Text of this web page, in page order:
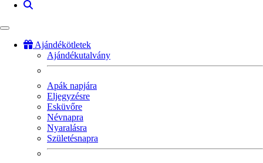
Ajándékötletek
Ajándékutalvány
Apák napjára
Eljegyzésre
Esküvőre
Névnapra
Nyaralásra
Születésnapra